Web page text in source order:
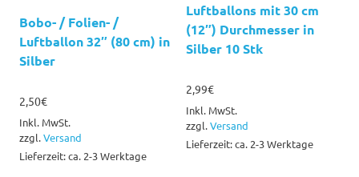
Bobo- / Folien- /
Luftballon 32″ (80 cm) in
Silber
2,50€
Inkl. MwSt.
zzgl.Versand
Lieferzeit: ca. 2-3 Werktage
Luftballons mit 30 cm
(12″) Durchmesser in
Silber 10 Stk
2,99€
Inkl. MwSt.
zzgl.Versand
Lieferzeit: ca. 2-3 Werktage